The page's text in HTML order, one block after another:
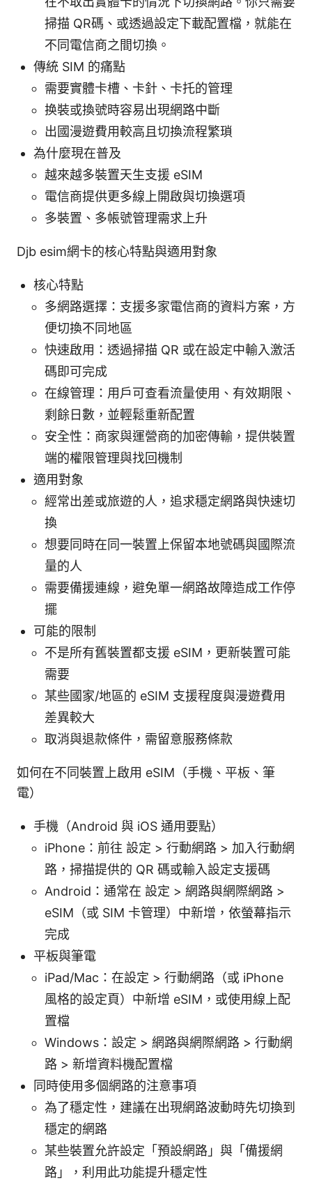
掃描 QR碼、或透過設定下載配置檔，就能在
不同電信商之間切換。
傳統 SIM 的痛點
需要實體卡槽、卡針、卡托的管理
换裝或換號時容易出現網路中斷
出國漫遊費用較高且切換流程繁瑣
為什麼現在普及
越來越多裝置天生支援 eSIM
電信商提供更多線上開啟與切換選項
多裝置、多帳號管理需求上升
Djb esim網卡的核心特點與適用對象
核心特點
多網路選擇：支援多家電信商的資料方案，方
便切換不同地區
快速啟用：透過掃描 QR 或在設定中輸入激活
碼即可完成
在線管理：用戶可查看流量使用、有效期限、
剩餘日數，並輕鬆重新配置
安全性：商家與運營商的加密傳輸，提供裝置
端的權限管理與找回機制
適用對象
經常出差或旅遊的人，追求穩定網路與快速切
換
想要同時在同一裝置上保留本地號碼與國際流
量的人
需要備援連線，避免單一網路故障造成工作停
擺
可能的限制
不是所有舊裝置都支援 eSIM，更新裝置可能
需要
某些國家/地區的 eSIM 支援程度與漫遊費用
差異較大
取消與退款條件，需留意服務條款
如何在不同裝置上啟用 eSIM（手機、平板、筆
電）
手機（Android 與 iOS 通用要點）
iPhone：前往 設定 > 行動網路 > 加入行動網
路，掃描提供的 QR 碼或輸入設定支援碼
Android：通常在 設定 > 網路與網際網路 >
eSIM（或 SIM 卡管理）中新增，依螢幕指示
完成
平板與筆電
iPad/Mac：在設定 > 行動網路（或 iPhone
風格的設定頁）中新增 eSIM，或使用線上配
置檔
Windows：設定 > 網路與網際網路 > 行動網
路 > 新增資料機配置檔
同時使用多個網路的注意事項
為了穩定性，建議在出現網路波動時先切換到
穩定的網路
某些裝置允許設定「預設網路」與「備援網
路」，利用此功能提升穩定性